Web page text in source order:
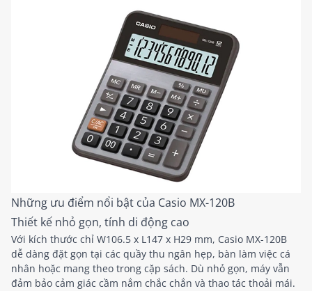
Những ưu điểm nổi bật của Casio MX-120B
Thiết kế nhỏ gọn, tính di động cao
Với kích thước chỉ W106.5 x L147 x H29 mm, Casio MX-120B
dễ dàng đặt gọn tại các quầy thu ngân hẹp, bàn làm việc cá
nhân hoặc mang theo trong cặp sách. Dù nhỏ gọn, máy vẫn
đảm bảo cảm giác cầm nắm chắc chắn và thao tác thoải mái.